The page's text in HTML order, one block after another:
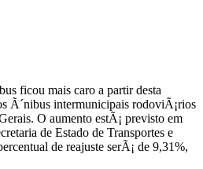
ficou mais caro a partir desta
Ã´nibus intermunicipais rodoviÃ¡rios
O aumento estÃ¡ previsto em
de Estado de Transportes e
de reajuste serÃ¡ de 9,31%,